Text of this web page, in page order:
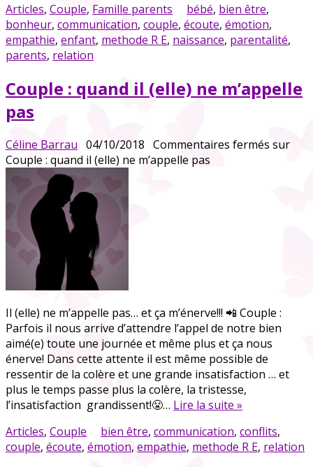
Articles, Couple, Famille parents bébé, bien être,
bonheur, communication, couple, écoute, émotion,
empathie, enfant, methode R E, naissance, parentalité,
parents, relation
Couple : quand il (elle) ne m’appelle
pas
Céline Barrau 04/10/2018 Commentaires fermés sur
Couple : quand il (elle) ne m’appelle pas
Il (elle) ne m’appelle pas… et ça m’énerve!!! 📲 Couple :
Parfois il nous arrive d’attendre l’appel de notre bien
aimé(e) toute une journée et même plus et ça nous
énerve! Dans cette attente il est même possible de
ressentir de la colère et une grande insatisfaction … et
plus le temps passe plus la colère, la tristesse,
l’insatisfaction grandissent!😤… Lire la suite »
Articles, Couple bien être, communication, conflits,
couple, écoute, émotion, empathie, methode R E, relation